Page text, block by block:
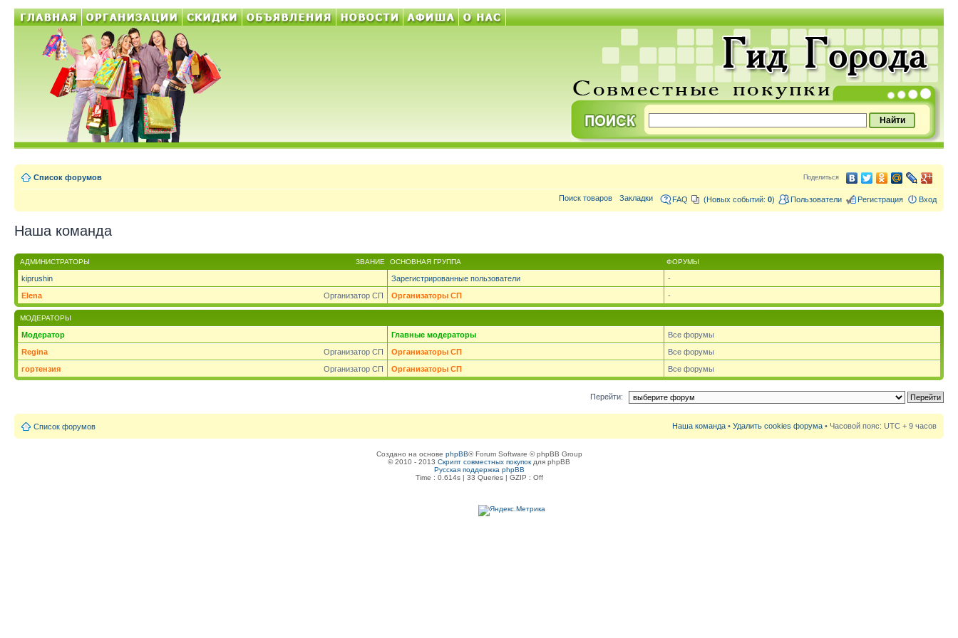
Список форумов Поделиться
FAQ (Новых событий: 0) Пользователи Регистрация Вход
Поиск товаров Закладки
Наша команда
ЗВАНИЕ
АДМИНИСТРАТОРЫ ОСНОВНАЯ ГРУППА ФОРУМЫ
kiprushin Зарегистрированные пользователи
-
Организатор СП
Elena Организаторы СП -
МОДЕРАТОРЫ
Модератор Главные модераторы
Все форумы
Организатор СП
Regina Организаторы СП
Все форумы
Организатор СП
гортензия Организаторы СП Все форумы
Перейти:
Список форумов Наша команда • Удалить cookies форума • Часовой пояс: UTC + 9 часов
Создано на основе phpBB® Forum Software © phpBB Group
© 2010 - 2013 Скрипт совместных покупок для phpBB
Русская поддержка phpBB
Time : 0.614s | 33 Queries | GZIP : Off